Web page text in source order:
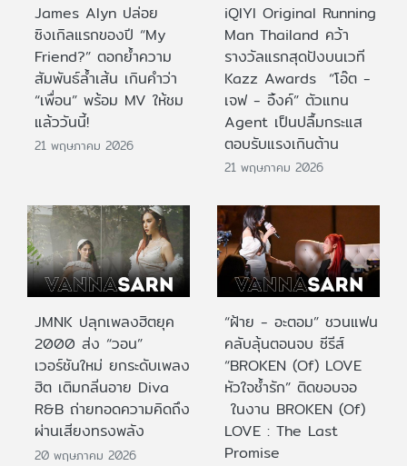
James Alyn ปล่อย
ซิงเกิลแรกของปี “My
Friend?” ตอกย้ำความ
สัมพันธ์ล้ำเส้น เกินคำว่า
“เพื่อน” พร้อม MV ให้ชม
แล้ววันนี้!
21 พฤษภาคม 2026
iQIYI Original Running
Man Thailand คว้า
รางวัลแรกสุดปังบนเวที
Kazz Awards “โอ๊ต -
เจฟ - อิ้งค์” ตัวแทน
Agent เป็นปลื้มกระแส
ตอบรับแรงเกินต้าน
21 พฤษภาคม 2026
JMNK ปลุกเพลงฮิตยุค
2000 ส่ง “วอน”
เวอร์ชันใหม่ ยกระดับเพลง
ฮิต เติมกลิ่นอาย Diva
R&B ถ่ายทอดความคิดถึง
ผ่านเสียงทรงพลัง
20 พฤษภาคม 2026
“ฝ้าย - อะตอม” ชวนแฟน
คลับลุ้นตอนจบ ซีรีส์
“BROKEN (Of) LOVE
หัวใจช้ำรัก” ติดขอบจอ
ในงาน BROKEN (Of)
LOVE : The Last
Promise